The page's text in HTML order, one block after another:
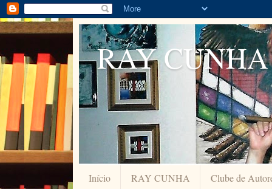
RAY CUNHA
Início RAY CUNHA
Clube de